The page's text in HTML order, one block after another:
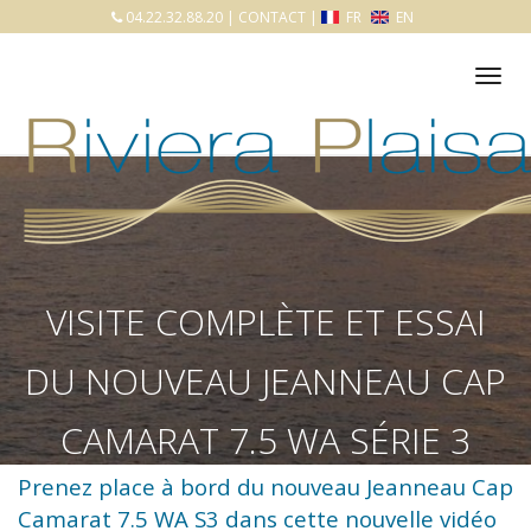
04.22.32.88.20 | CONTACT | FR EN
VISITE COMPLÈTE ET ESSAI
DU NOUVEAU JEANNEAU CAP
CAMARAT 7.5 WA SÉRIE 3
AVEC RIVIERA PLAISANCE
Prenez place à bord du nouveau Jeanneau Cap
Camarat 7.5 WA S3 dans cette nouvelle vidéo